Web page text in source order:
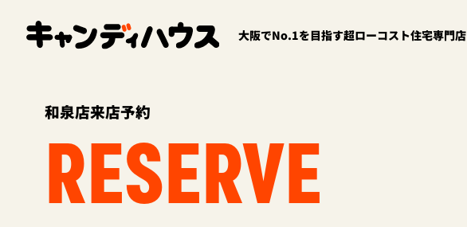
大阪でNo.1を目指す超ローコスト住宅専門店
和泉店来店予約
RESERVE